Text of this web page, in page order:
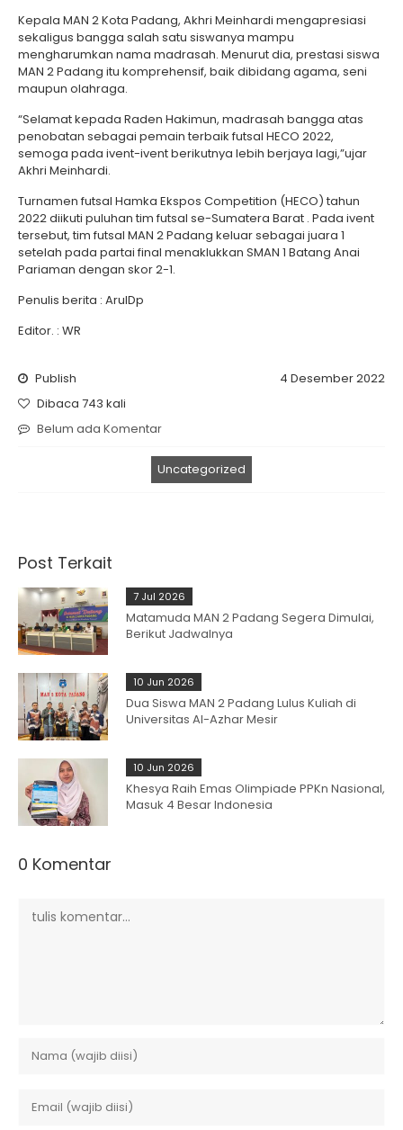
Kepala MAN 2 Kota Padang, Akhri Meinhardi mengapresiasi
sekaligus bangga salah satu siswanya mampu
mengharumkan nama madrasah. Menurut dia, prestasi siswa
MAN 2 Padang itu komprehensif, baik dibidang agama, seni
maupun olahraga.
“Selamat kepada Raden Hakimun, madrasah bangga atas
penobatan sebagai pemain terbaik futsal HECO 2022,
semoga pada ivent-ivent berikutnya lebih berjaya lagi,”ujar
Akhri Meinhardi.
Turnamen futsal Hamka Ekspos Competition (HECO) tahun
2022 diikuti puluhan tim futsal se-Sumatera Barat . Pada ivent
tersebut, tim futsal MAN 2 Padang keluar sebagai juara 1
setelah pada partai final menaklukkan SMAN 1 Batang Anai
Pariaman dengan skor 2-1.
Penulis berita : ArulDp
Editor. : WR
Publish
4 Desember 2022
Dibaca 743 kali
Belum ada Komentar
Uncategorized
Post Terkait
7 Jul 2026
Matamuda MAN 2 Padang Segera Dimulai,
Berikut Jadwalnya
10 Jun 2026
Dua Siswa MAN 2 Padang Lulus Kuliah di
Universitas Al-Azhar Mesir
10 Jun 2026
Khesya Raih Emas Olimpiade PPKn Nasional,
Masuk 4 Besar Indonesia
0 Komentar